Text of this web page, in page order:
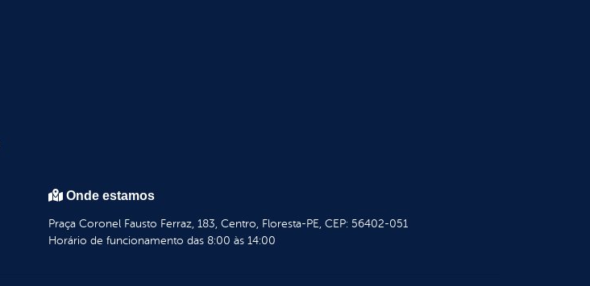
Onde estamos
Praça Coronel Fausto Ferraz, 183, Centro, Floresta-PE, CEP: 56402-051
Horário de funcionamento das 8:00 às 14:00